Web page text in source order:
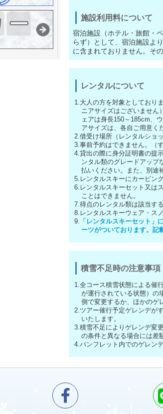
施設利用料について
宿泊施設（ホテル・旅館・
らず）として、宿泊施設よ
に含まれておりません。そ
レンタルについて
1.大人の方を対象としており
ニアサイズはございません
ェアは身長150～185cm、
アサイズは、各自ご用意く
2.借受け場所（レンタルショ
3.事前予約はできません。（
4.貸出の際に身分証明書の提
ンタル類のグレードアップ
払いください。また、別途
5.レンタルスキーにカービン
6.レンタルスキーセット又は
ことはできません。
7.得点のレンタル類は該当す
8.レンタルスキーウェア・ス
9. 「レンタルスキーセット
ーツがついております。記
積雪不足時の注意事項
1.全コース積雪状態による催
が運行されている状態）の
側で変更するか、ほかのゲ
2.ツアー催行予定ゲレンデが
いたします。
3.積雪不足によりゲレンデ変
の条件と異なる場合には差
4.パンフレット内でのゲレン